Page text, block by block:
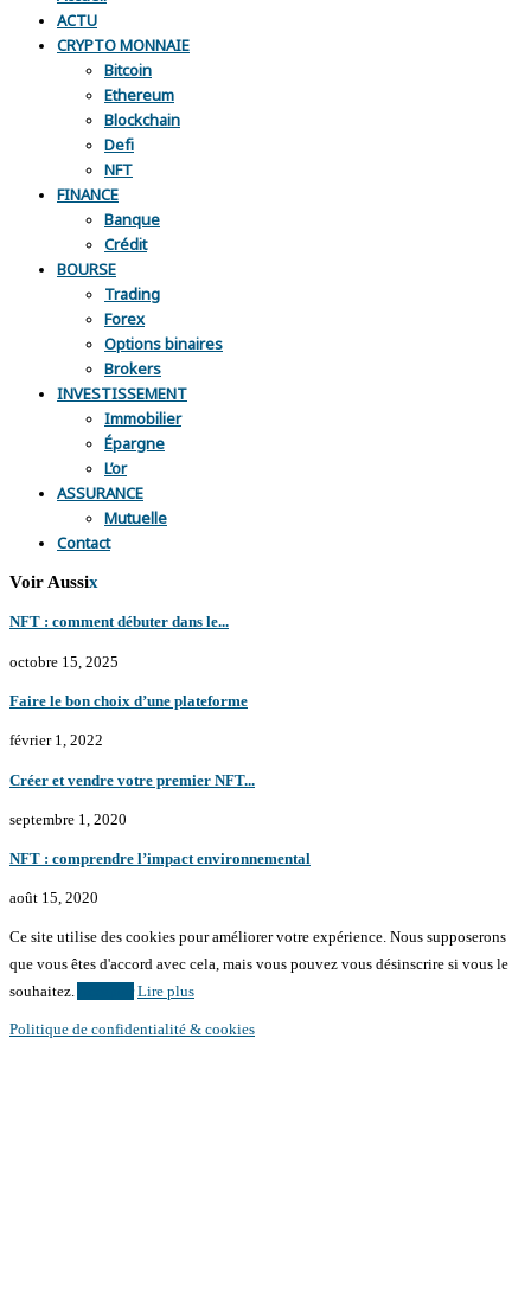
ACTU
CRYPTO MONNAIE
Bitcoin
Ethereum
Blockchain
Defi
NFT
FINANCE
Banque
Crédit
BOURSE
Trading
Forex
Options binaires
Brokers
INVESTISSEMENT
Immobilier
Épargne
L’or
ASSURANCE
Mutuelle
Contact
Voir Aussix
NFT : comment débuter dans le...
octobre 15, 2025
Faire le bon choix d’une plateforme
février 1, 2022
Créer et vendre votre premier NFT...
septembre 1, 2020
NFT : comprendre l’impact environnemental
août 15, 2020
Ce site utilise des cookies pour améliorer votre expérience. Nous supposerons
que vous êtes d'accord avec cela, mais vous pouvez vous désinscrire si vous le
souhaitez.
Lire plus
Politique de confidentialité & cookies